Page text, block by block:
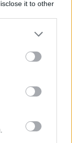
it to other